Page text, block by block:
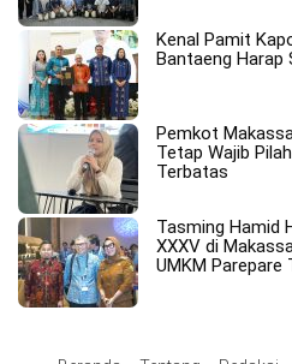
Kenal Pamit
Bantaeng Harap
Pemkot
Tetap Wajib
Terbatas
Tasming Hamid
XXXV di
UMKM Parepare